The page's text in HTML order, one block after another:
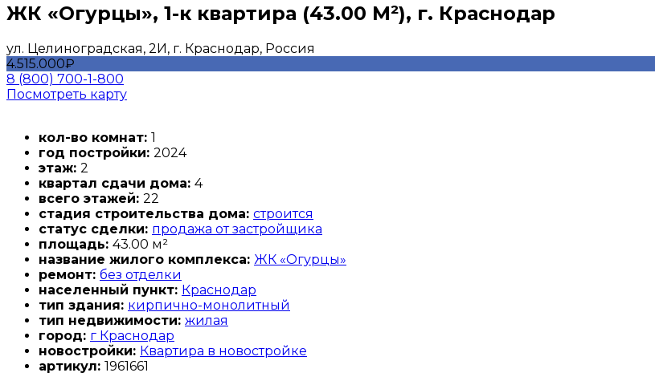
ЖК «Огурцы», 1-к квартира (43.00 М²), г. Краснодар
​ул. Целиноградская, 2И, г. Краснодар, Россия
4.515.000₽
8 (800) 700-1-800
Посмотреть карту
кол-во комнат: 1
год постройки: 2024
этаж: 2
квартал сдачи дома: 4
всего этажей: 22
стадия строительства дома: строится
статус сделки: продажа от застройщика
площадь: 43.00 м²
название жилого комплекса: ЖК «Огурцы»
ремонт: без отделки
населенный пункт: Краснодар
тип здания: кирпично-монолитный
тип недвижимости: жилая
город: г Краснодар
новостройки: Квартира в новостройке
артикул: 1961661